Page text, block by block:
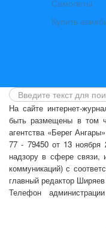
Самолеты
Купить
На сайте интернет-
быть размещены в том
агентства «Берег
77 - 79450 от 13 ноября
надзору в сфере связи,
коммуникаций) с
главный редактор
Телефон